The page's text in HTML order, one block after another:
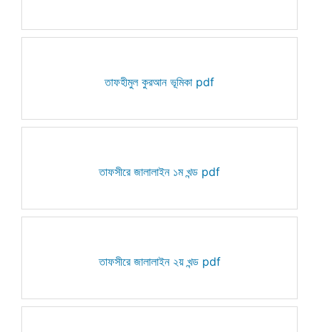
তাফহীমুল কুরআন ভূমিকা pdf
তাফসীরে জালালাইন ১ম খন্ড pdf
তাফসীরে জালালাইন ২য় খন্ড pdf